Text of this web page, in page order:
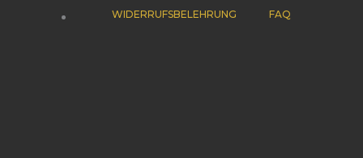
WIDERRUFSBELEHRUNG FAQ